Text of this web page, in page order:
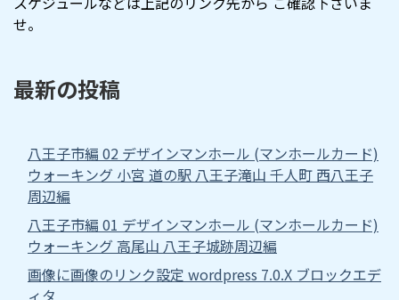
せ。
最新の投稿
八王子市編 02 デザインマンホール (マンホールカード)
ウォーキング 小宮 道の駅 八王子滝山 千人町 西八王子
周辺編
八王子市編 01 デザインマンホール (マンホールカード)
ウォーキング 高尾山 八王子城跡周辺編
画像に画像のリンク設定 wordpress 7.0.X ブロックエデ
ィタ